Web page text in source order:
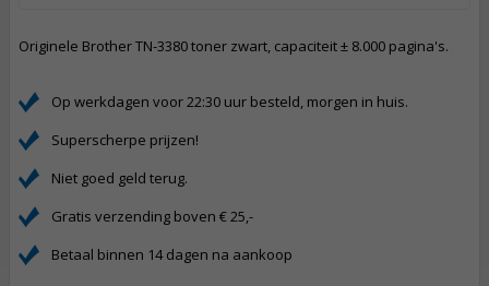
Originele Brother TN-3380 toner zwart, capaciteit ± 8.000 pagina's.
Op werkdagen voor 22:30 uur besteld, morgen in huis.
Superscherpe prijzen!
Niet goed geld terug.
Gratis verzending boven € 25,-
Betaal binnen 14 dagen na aankoop